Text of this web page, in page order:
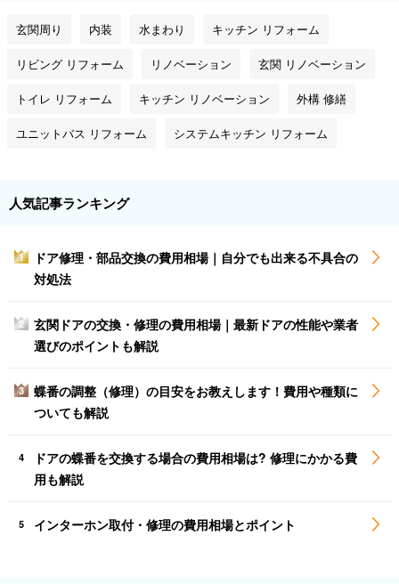
玄関周り 内装 水まわり キッチン リフォーム
リビング リフォーム リノベーション 玄関 リノベーション
トイレ リフォーム キッチン リノベーション 外構 修繕
ユニットバス リフォーム システムキッチン リフォーム
人気記事ランキング
1
ドア修理・部品交換の費用相場｜自分でも出来る不具合の
対処法
2
玄関ドアの交換・修理の費用相場｜最新ドアの性能や業者
選びのポイントも解説
3
蝶番の調整（修理）の目安をお教えします！費用や種類に
ついても解説
4
ドアの蝶番を交換する場合の費用相場は? 修理にかかる費
用も解説
5 インターホン取付・修理の費用相場とポイント